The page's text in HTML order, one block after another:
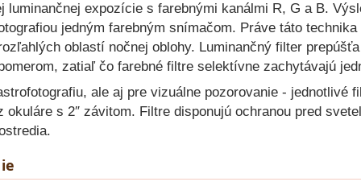
luminančnej expozície s farebnými kanálmi R, G a B.
jedným farebným snímačom. Práve táto
oblastí nočnej oblohy. Luminančný filter
zatiaľ čo farebné filtre selektívne zachytávajú
ale aj pre vizuálne pozorovanie - jednotlivé
s 2″ závitom. Filtre disponujú ochranou pred